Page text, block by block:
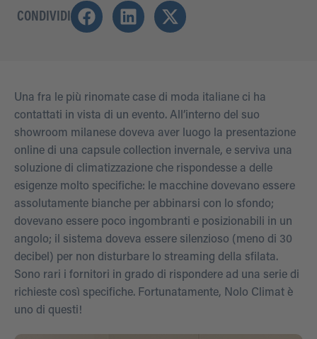
CONDIVIDI
Una fra le più rinomate case di moda italiane ci ha
contattati in vista di un evento. All’interno del suo
showroom milanese doveva aver luogo la presentazione
online di una capsule collection invernale, e serviva una
soluzione di climatizzazione che rispondesse a delle
esigenze molto specifiche: le macchine dovevano essere
assolutamente bianche per abbinarsi con lo sfondo;
dovevano essere poco ingombranti e posizionabili in un
angolo; il sistema doveva essere silenzioso (meno di 30
decibel) per non disturbare lo streaming della sfilata.
Sono rari i fornitori in grado di rispondere ad una serie di
richieste così specifiche. Fortunatamente, Nolo Climat è
uno di questi!